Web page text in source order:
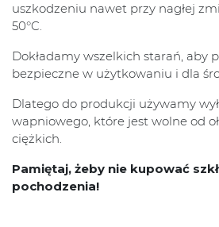
uszkodzeniu nawet przy nagłej
50°C.
Dokładamy wszelkich starań, aby
bezpieczne w użytkowaniu i dla
Dlatego do produkcji używamy
wapniowego, które jest wolne od
ciężkich.
Pamiętaj, żeby nie kupować
pochodzenia!